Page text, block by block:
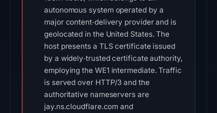
autonomous system operated by a
major content‑delivery provider and is
geolocated in the United States. The
host presents a TLS certificate issued
by a widely‑trusted certificate authority,
employing the WE1 intermediate. Traffic
is served over HTTP/3 and the
authoritative nameservers are
jay.ns.cloudflare.com and